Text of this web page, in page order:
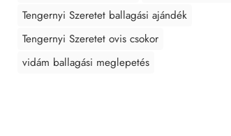
Tengernyi Szeretet ballagási ajándék
Tengernyi Szeretet ovis csokor
vidám ballagási meglepetés